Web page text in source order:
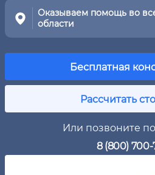
Оказываем помощь во
области
Бесплатная
Рассчитать
Или позвоните
8 (800) 700-